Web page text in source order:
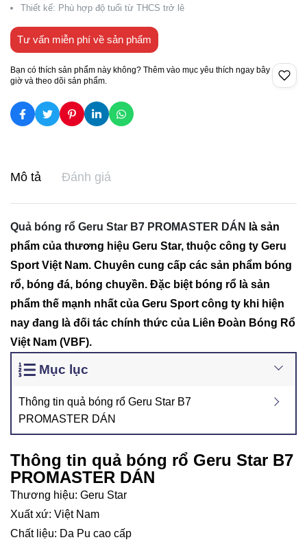
Thiết kế: Phù hợp độ tuổi từ THCS trở lê
Tư vấn miễn phí về sản phẩm
Bạn có thích sản phẩm này không? Thêm vào mục yêu thích ngay bây
giờ và theo dõi sản phẩm.
Mô tả Đánh giá
Quả bóng rổ Geru Star B7 PROMASTER DÁN
là sản
phẩm của thương hiệu Geru Star, thuộc công ty Geru
Sport Việt Nam. Chuyên cung cấp các sản phẩm bóng
rổ, bóng đá, bóng chuyền. Đặc biệt bóng rổ là sản
phẩm thế mạnh nhất của Geru Sport công ty khi hiện
nay đang là đối tác chính thức của Liên Đoàn Bóng Rổ
Việt Nam (VBF).
Mục lục
Thông tin quả bóng rổ Geru Star B7
PROMASTER DÁN
Thông tin quả bóng rổ Geru Star B7
PROMASTER DÁN
Thương hiệu: Geru Star
Xuất xứ: Việt Nam
Chất liệu: Da Pu cao cấp